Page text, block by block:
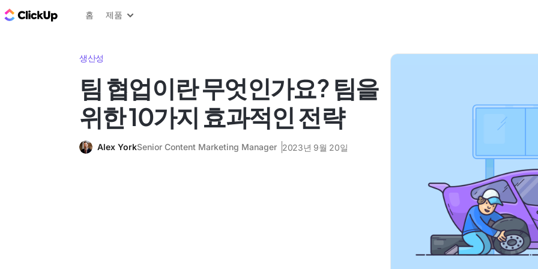
ClickUp 블로그
홈 제품
생산성
팀 협업이란 무엇인가요? 팀을
위한 10가지 효과적인 전략
Alex YorkSenior Content Marketing Manager 2023년 9월 20일